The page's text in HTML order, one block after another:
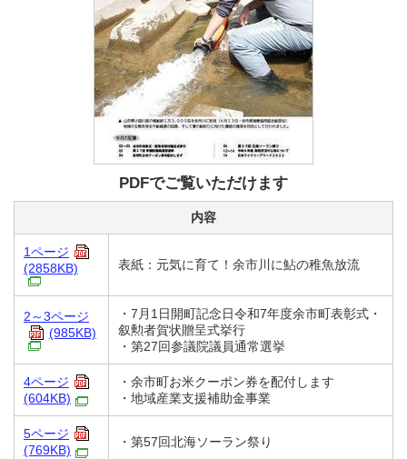
PDFでご覧いただけます
内容
1ページ
(2858KB)
表紙：元気に育て！余市川に鮎の稚魚放流
2～3ページ
(985KB)
・7月1日開町記念日令和7年度余市町表彰式・
叙勲者賀状贈呈式挙行
・第27回参議院議員通常選挙
4ページ
(604KB)
・余市町お米クーポン券を配付します
・地域産業支援補助金事業
5ページ
(769KB)
・第57回北海ソーラン祭り